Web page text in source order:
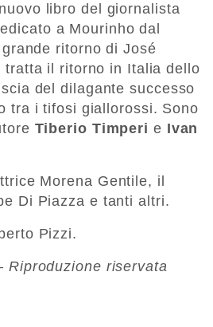
libro del giornalista
a Mourinho dal
ritorno di José
tratta il ritorno in Italia dello
del dilagante successo
tra i tifosi giallorossi. Sono
Tiberio Timperi e Ivan
Morena Gentile, il
Di Piazza e tanti altri.
Pizzi.
Riproduzione riservata